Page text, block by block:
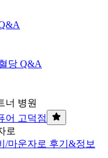
당 Q&A
너 병원
어 고덕점
로
/마운자로 후기&정보